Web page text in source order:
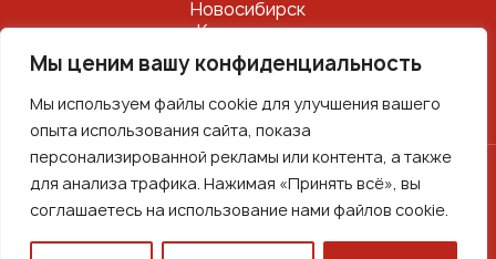
Мы ценим вашу конфиденциальность
Мы используем файлы cookie для улучшения вашего
опыта использования сайта, показа
персонализированной рекламы или контента, а также
для анализа трафика. Нажимая «Принять всё», вы
соглашаетесь на использование нами файлов cookie.
Новосибирск
Красноярск
Дальний восток
Нижний Новгород
Представитель по СНГ
Политика конфиденциальности
Копирование материалов запрещено
Представленная информация на сайте носит